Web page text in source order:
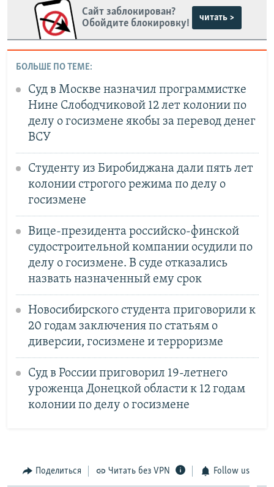
Сайт заблокирован?
Обойдите блокировку!
читать >
БОЛЬШЕ ПО ТЕМЕ:
Суд в Москве назначил программистке
Нине Слободчиковой 12 лет колонии по
делу о госизмене якобы за перевод денег
ВСУ
Студенту из Биробиджана дали пять лет
колонии строгого режима по делу о
госизмене
Вице-президента российско-финской
судостроительной компании осудили по
делу о госизмене. В суде отказались
назвать назначенный ему срок
Новосибирского студента приговорили к
20 годам заключения по статьям о
диверсии, госизмене и терроризме
Суд в России приговорил 19-летнего
уроженца Донецкой области к 12 годам
колонии по делу о госизмене
Поделиться Читать без VPN Follow us